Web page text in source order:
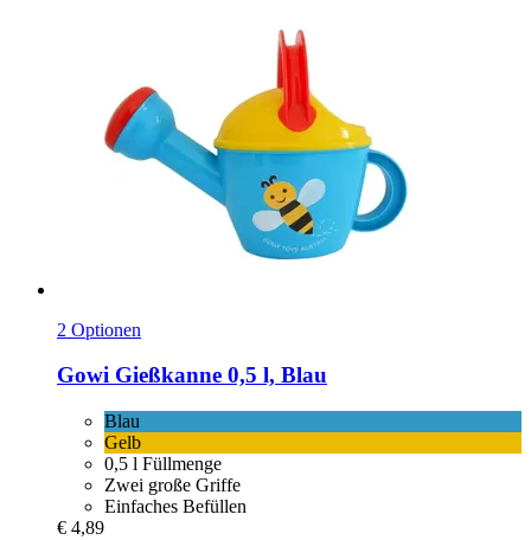
2 Optionen
Gowi Gießkanne 0,5 l, Blau
Blau
Gelb
0,5 l Füllmenge
Zwei große Griffe
Einfaches Befüllen
€ 4,89